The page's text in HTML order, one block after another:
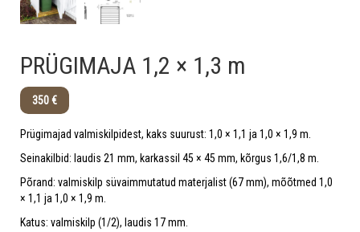
PRÜGIMAJA 1,2 × 1,3 m
350 €
Prügimajad valmiskilpidest, kaks suurust: 1,0 × 1,1 ja 1,0 × 1,9 m.
Seinakilbid: laudis 21 mm, karkassil 45 × 45 mm, kõrgus 1,6/1,8 m.
Põrand: valmiskilp süvaimmutatud materjalist (67 mm), mõõtmed 1,0
× 1,1 ja 1,0 × 1,9 m.
Katus: valmiskilp (1/2), laudis 17 mm.